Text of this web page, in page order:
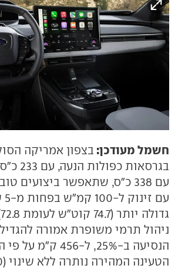
חשמל מעודכן: בצפון אמריקה
עם 338 כ"ס, שתאפשר ביצועים
ניהול תרמי משופרת אמורה
הנסיעה ב-25%, ל-